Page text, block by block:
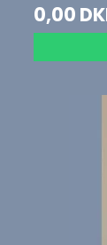
0,00